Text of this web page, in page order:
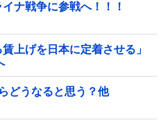
ナ戦争に参戦へ！！！
上げを日本に定着させる」
どうなると思う？他